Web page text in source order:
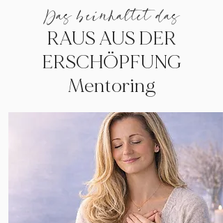
Das beinhaltet das
RAUS AUS DER
ERSCHÖPFUNG
Mentoring